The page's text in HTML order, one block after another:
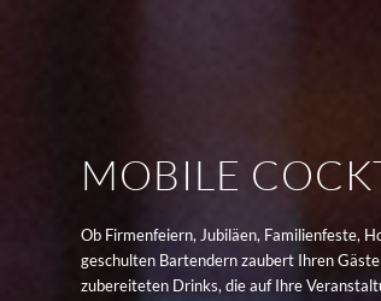
MOBILE
Ob Firmenfeiern, Jubiläen, Familienfeste,
geschulten Bartendern zaubert Ihren
zubereiteten Drinks, die auf Ihre